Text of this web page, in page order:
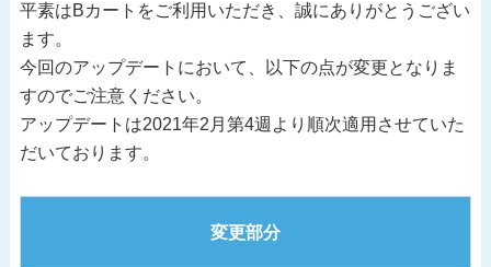
平素はBカートをご利用いただき、誠にありがとうござい
ます。
今回のアップデートにおいて、以下の点が変更となりま
すのでご注意ください。
アップデートは2021年2月第4週より順次適用させていた
だいております。
変更部分